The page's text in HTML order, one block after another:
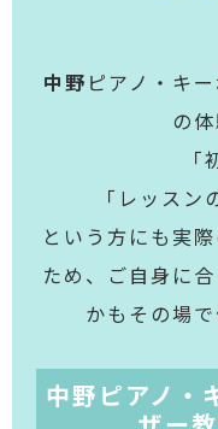
中野 ピアノ・キ
の
「レッスン
という方にも実
ため、ご自身に
かもその場
中野ピアノ・